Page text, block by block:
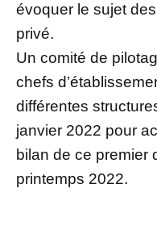
évoquer le sujet
privé.
Un comité de
chefs
différentes
janvier 2022 pour
bilan de ce premier
printemps 2022.